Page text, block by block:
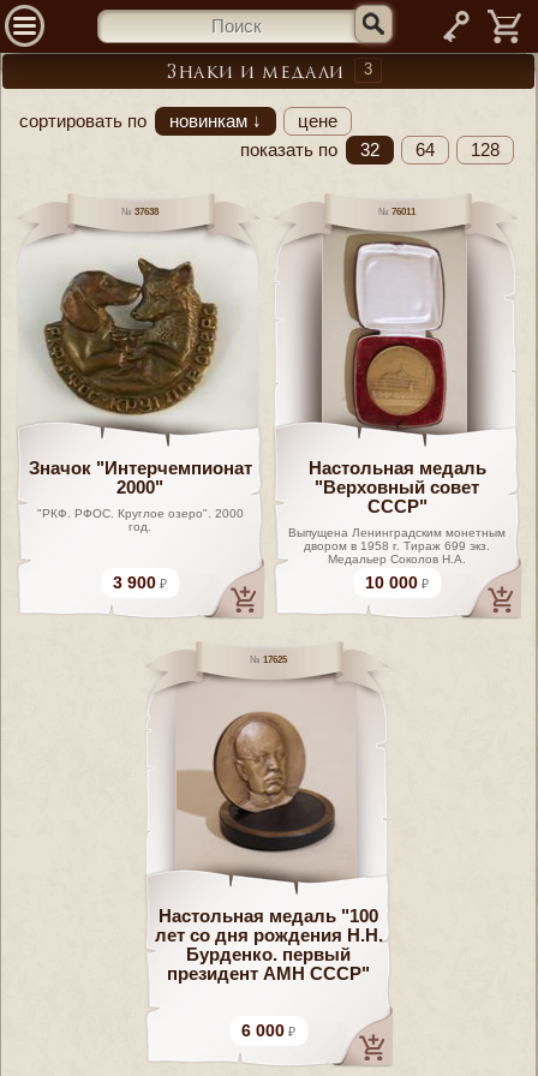
—
Знаки и медали 3
сортировать по новинкам ↓
цене
показать по
32 64 128
37638
Значок "Интерчемпионат
2000"
"РКФ. РФОС. Круглое озеро". 2000
год.
3 900
76011
Настольная медаль
"Верховный совет
СССР"
Выпущена Ленинградским монетным
двором в 1958 г. Тираж 699 экз.
Медальер Соколов Н.А.
10 000
17625
Настольная медаль "100
лет со дня рождения Н.Н.
Бурденко. первый
президент АМН СССР"
6 000